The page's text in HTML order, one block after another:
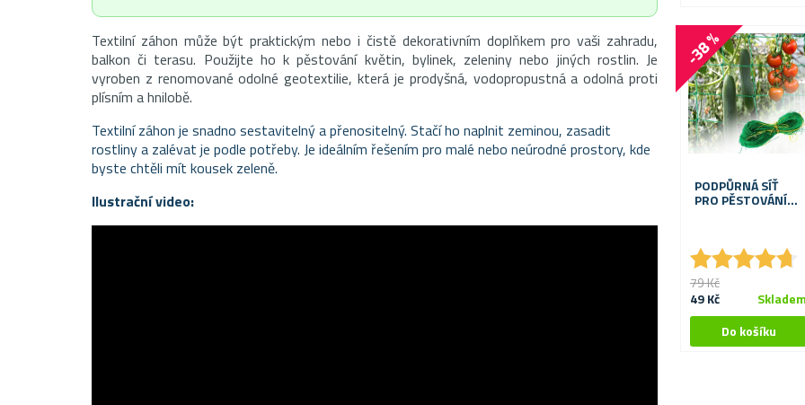
Textilní záhon může být praktickým nebo i čistě dekorativním doplňkem pro vaši zahradu,
balkon či terasu. Použijte ho k pěstování květin, bylinek, zeleniny nebo jiných rostlin. Je
vyroben z renomované odolné geotextilie, která je prodyšná, vodopropustná a odolná proti
plísním a hnilobě.
Textilní záhon je snadno sestavitelný a přenositelný. Stačí ho naplnit zeminou, zasadit
rostliny a zalévat je podle potřeby. Je ideálním řešením pro malé nebo neúrodné prostory, kde
byste chtěli mít kousek zeleně.
Ilustrační video:
-38 %
PODPŮRNÁ SÍŤ
PRO PĚSTOVÁNÍ
★★★★★
★★★★★
79 Kč
49 Kč